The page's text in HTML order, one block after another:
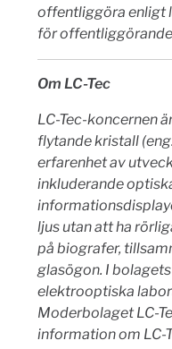
offentliggöra enligt
för offentliggörande
Om LC-Tec
LC-Tec-koncernen
flytande kristall
erfarenhet av
inkluderande
ljus utan att ha
på biografer,
glasögon. I
elektrooptiska
Moderbolaget LC-
information om LC-